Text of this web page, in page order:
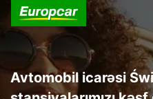
Avtomobil icarəsi